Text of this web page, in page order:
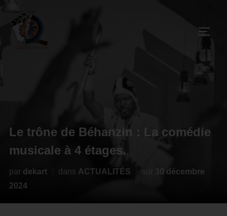
Le trône de Béhanzin : La comédie
musicale à 4 étages.
par dekart dans ACTUALITÉS sur
30 décembre
2024